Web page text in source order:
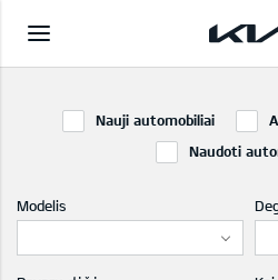
Nauji automobiliai
Naudoti
Modelis